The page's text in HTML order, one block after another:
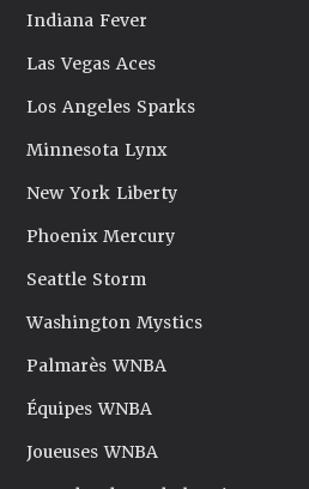
Indiana Fever
Las Vegas Aces
Los Angeles Sparks
Minnesota Lynx
New York Liberty
Phoenix Mercury
Seattle Storm
Washington Mystics
Palmarès WNBA
Équipes WNBA
Joueuses WNBA